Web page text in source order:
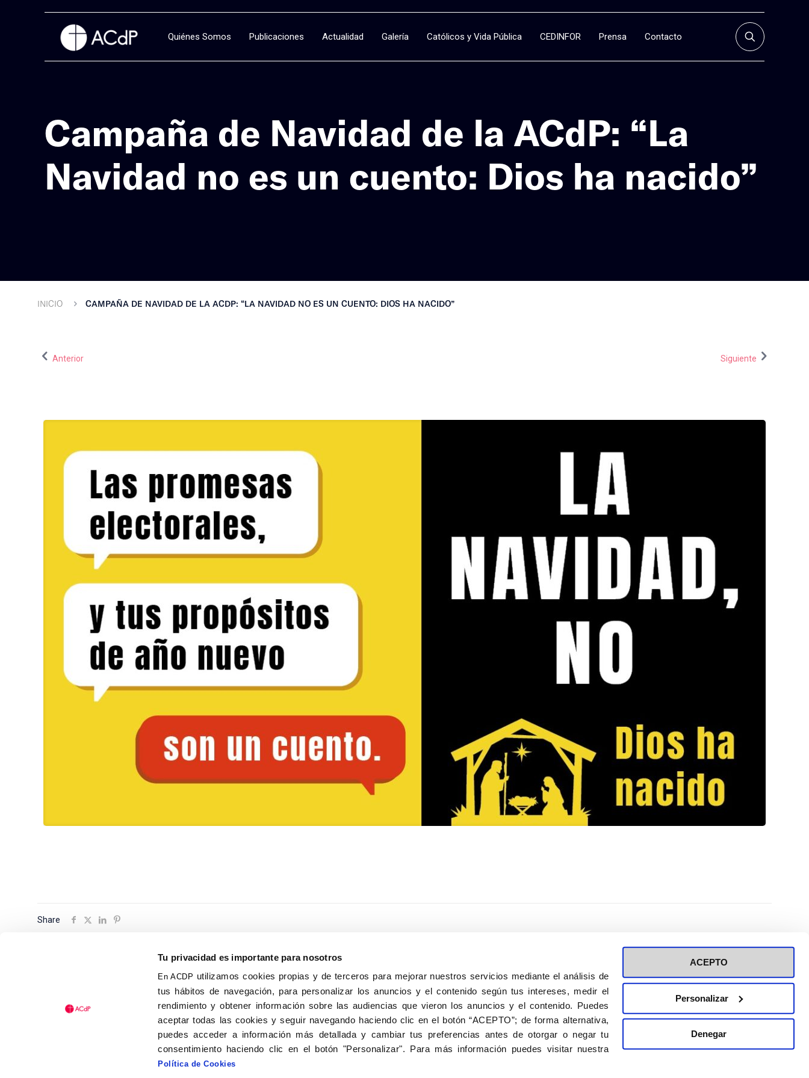
Tu privacidad es importante para nosotros
En ACDP utilizamos cookies propias y de terceros para mejorar nuestros servicios mediante el análisis de
tus hábitos de navegación, para personalizar los anuncios y el contenido según tus intereses, medir el
rendimiento y obtener información sobre las audiencias que vieron los anuncios y el contenido. Puedes
aceptar todas las cookies y seguir navegando haciendo clic en el botón “ACEPTO”; de forma alternativa,
puedes acceder a información más detallada y cambiar tus preferencias antes de otorgar o negar tu
consentimiento haciendo clic en el botón "Personalizar". Para más información puedes visitar nuestra
Política de Cookies
ACEPTO
Personalizar
Denegar
Quiénes Somos Publicaciones Actualidad Galería Católicos y Vida Pública CEDINFOR Prensa Contacto
Campaña de Navidad de la ACdP: “La
Navidad no es un cuento: Dios ha nacido”
INICIO CAMPAÑA DE NAVIDAD DE LA ACDP: “LA NAVIDAD NO ES UN CUENTO: DIOS HA NACIDO”
Anterior Siguiente
Share
Calle Isaac Peral, 58 C.P.: 28040, Madrid
Tel (+34) 91 456 63 27
Fax: (+34) 91 535 19 98
acdp@acdp.es
Aviso Legal Inscripción a eventos
Política de privacidad de RRSS
Política de cookies